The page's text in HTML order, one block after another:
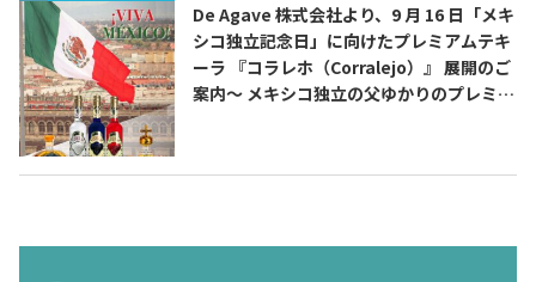
De Agave 株式会社より、9 月 16 日「メキ
シコ独立記念日」に向けたプレミアムテキ
ーラ 『コラレホ（Corralejo）』 展開のご
案内〜 メキシコ独立の父ゆかりのプレミア